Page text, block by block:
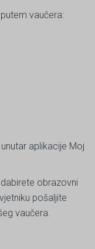
vaučera:
aplikacije Moj
obrazovni
pošaljite
vaučera.